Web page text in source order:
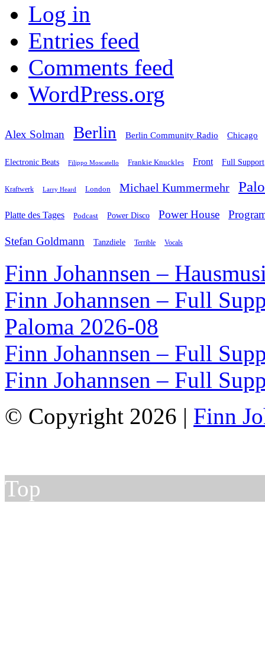
Log in
Entries feed
Comments feed
WordPress.org
Alex Solman Berlin Berlin Community Radio Chicago
Electronic Beats Filippo Moscatello Frankie Knuckles Front Full Support
Kraftwerk Larry Heard London Michael Kummermehr
Platte des Tages Podcast Power Disco Power House
Stefan Goldmann Tanzdiele Terrible Vocals
Finn Johannsen –
Finn Johannsen – Full
Paloma 2026-08
Finn Johannsen – Full
Finn Johannsen – Full
© Copyright 2026 | Finn
Top